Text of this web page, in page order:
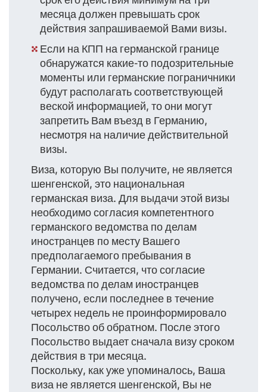
месяца должен превышать срок
действия запрашиваемой Вами визы.
Если на КПП на германской границе
обнаружатся какие-то подозрительные
моменты или германские пограничники
будут располагать соответствующей
веской информацией, то они могут
запретить Вам въезд в Германию,
несмотря на наличие действительной
визы.
Виза, которую Вы получите, не является
шенгенской, это национальная
германская виза. Для выдачи этой визы
необходимо согласия компетентного
германского ведомства по делам
иностранцев по месту Вашего
предполагаемого пребывания в
Германии. Считается, что согласие
ведомства по делам иностранцев
получено, если последнее в течение
четырех недель не проинформировало
Посольство об обратном. После этого
Посольство выдает сначала визу сроком
действия в три месяца.
Поскольку, как уже упоминалось, Ваша
виза не является шенгенской, Вы не